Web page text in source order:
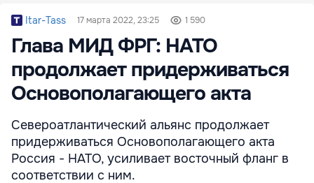
Itar-Tass 17 марта 2022, 23:25 1 590
Глава МИД ФРГ: НАТО
продолжает придерживаться
Основополагающего акта
Североатлантический альянс продолжает
придерживаться Основополагающего акта
Россия - НАТО, усиливает восточный фланг в
соответствии с ним.